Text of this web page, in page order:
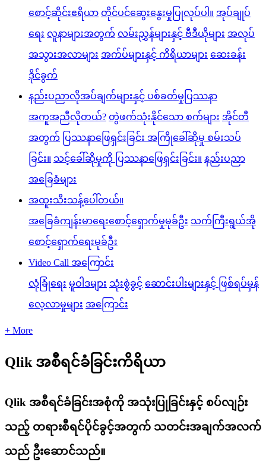
စောင့်ဆိုင်းဧရိယာ တိုင်ပင်ဆွေးနွေးမှုပြုလုပ်ပါ။ အုပ်ချုပ်
ရေး လူနာများအတွက် လမ်းညွှန်များနှင့် ဗီဒီယိုများ အလုပ်
အသွားအလာများ အက်ပ်များနှင့် ကိရိယာများ ဆေးခန်း
ဒိုင်ခွက်
နည်းပညာလိုအပ်ချက်များနှင့် ပစ်ခတ်မှုပြဿနာ
အကူအညီလိုတယ်? တွဲဖက်သုံးနိုင်သော စက်များ အိုင်တီ
အတွက် ပြဿနာဖြေရှင်းခြင်း အကြိုခေါ်ဆိုမှု စမ်းသပ်
ခြင်း။ သင့်ခေါ်ဆိုမှုကို ပြဿနာဖြေရှင်းခြင်း။ နည်းပညာ
အခြေခံများ
အထူးသီးသန့်ပေါ်တယ်။
အခြေခံကျန်းမာရေးစောင့်ရှောက်မှုမုခ်ဦး သက်ကြီးရွယ်အို
စောင့်ရှောက်ရေးမုခ်ဦး
Video Call အကြောင်း
လုံခြုံရေး မူဝါဒများ သုံးစွဲခွင့် ဆောင်းပါးများနှင့် ဖြစ်ရပ်မှန်
လေ့လာမှုများ အကြောင်း
+ More
Qlik အစီရင်ခံခြင်းကိရိယာ
Qlik အစီရင်ခံခြင်းအစုံကို အသုံးပြုခြင်းနှင့် စပ်လျဉ်း
သည့် တရားစီရင်ပိုင်ခွင့်အတွက် သတင်းအချက်အလက်
သည် ဦးဆောင်သည်။